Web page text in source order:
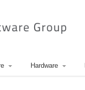
Hardware